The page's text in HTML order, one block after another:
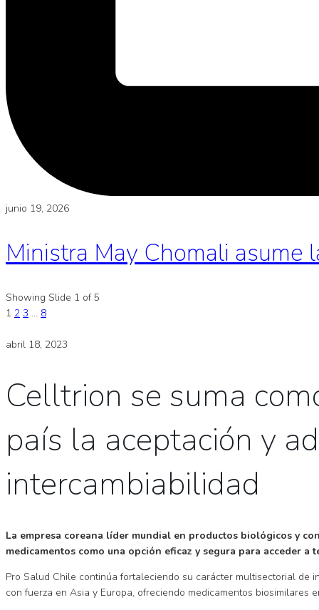
junio 19, 2026
Ministra May Chomali asume
Showing Slide 1 of 5
1 2 3 … 8
abril 18, 2023
Celltrion se suma
país la aceptación y
intercambiabilidad
La empresa coreana líder mundial en productos biológicos y
medicamentos como una opción eficaz y segura para acceder
Pro Salud Chile continúa fortaleciendo su carácter multisectorial
con fuerza en Asia y Europa, ofreciendo medicamentos